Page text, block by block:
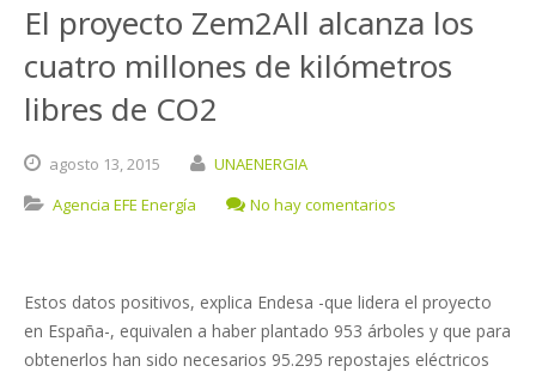
El proyecto Zem2All alcanza los
cuatro millones de kilómetros
libres de CO2
agosto 13,2015
UNAENERGIA
Agencia EFE Energía
No hay comentarios
Estos datos positivos, explica Endesa -que lidera el proyecto
en España-, equivalen a haber plantado 953 árboles y que para
obtenerlos han sido necesarios 95.295 repostajes eléctricos